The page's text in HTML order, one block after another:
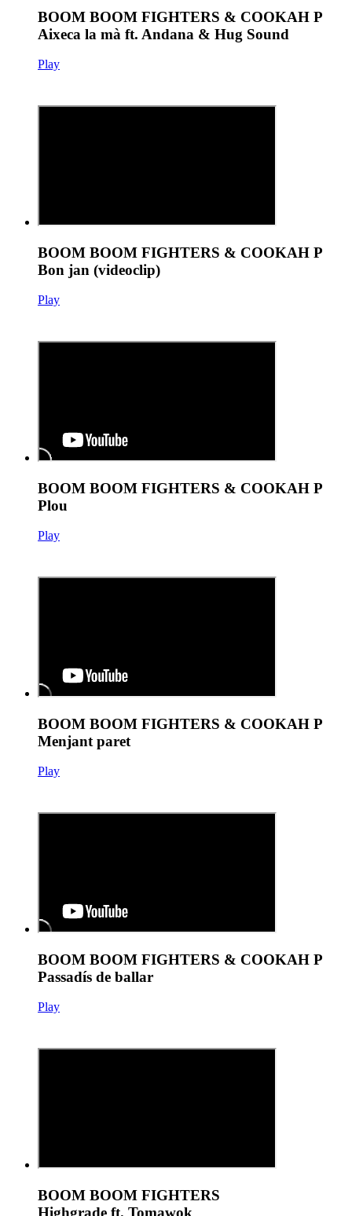
BOOM BOOM FIGHTERS & COOKAH P
Aixeca la mà ft. Andana & Hug Sound
Play
BOOM BOOM FIGHTERS & COOKAH P
Bon jan (videoclip)
Play
BOOM BOOM FIGHTERS & COOKAH P
Plou
Play
BOOM BOOM FIGHTERS & COOKAH P
Menjant paret
Play
BOOM BOOM FIGHTERS & COOKAH P
Passadís de ballar
Play
BOOM BOOM FIGHTERS
Highgrade ft. Tomawok